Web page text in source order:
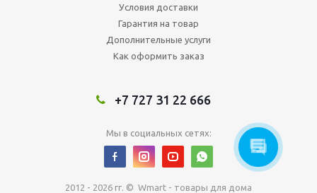
Условия доставки
Гарантия на товар
Дополнительные услуги
Как оформить заказ
+7 727 31 22 666
Мы в социальных сетях:
2012 - 2026 гг. © Wmart - товары для дома